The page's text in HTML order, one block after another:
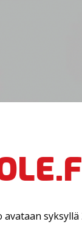
avataan syksyllä